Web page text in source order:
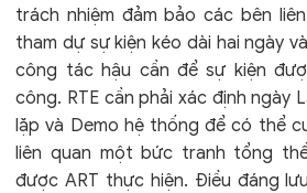
trách nhiệm đảm bảo các bên
tham dự sự kiện kéo dài hai ngày
công tác hậu cần để sự kiện
công. RTE cần phải xác định ngày
lặp và Demo hệ thống để có thể
liên quan một bức tranh tổng
được ART thực hiện. Điều đáng